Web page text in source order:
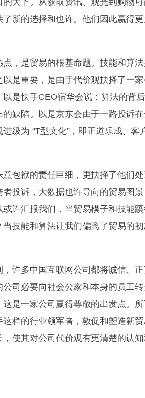
天下。从获取资讯、观光到购物
新的选择和也许。他们因此赢得更
，是贸易的根基命题。技能和算法
是重要，是由于代价观抉择了一
是快手CEO宿华会说：算法的背
缺陷。以是京东会由于一路投诉
级为 “T型文化”，即正道乐成、客
包袱的责任巨细，更抉择了他们处
投诉，大数据也许导向的贸易图
许汇报我们，当贸易模子和技能蹊
技能和算法让我们偏离了贸易的初
多中国互联网公司都将诚信、正
司必要向社会公家和本身的员工
是一家公司赢得尊敬的出发点。
样的行业领军者，敦促和塑造新
使其对公司代价观有更清楚的认知